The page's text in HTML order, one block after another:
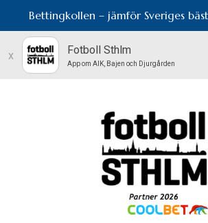
Bettingkollen – jämför Sveriges
x Fotboll Sthlm
App om AIK, Bajen och Djurgården